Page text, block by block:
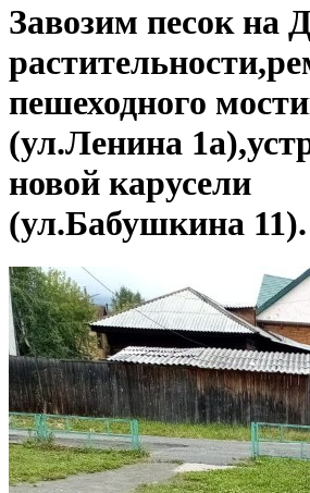
Завозим песок на
пешеходного
(ул.Ленина
новой карусели
(ул.Бабушкина 11).